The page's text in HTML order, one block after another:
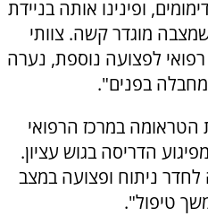
ופינינו אותה בניידת
מוגדר קשה. צוותי
לפצועה נוספת, נערה
הטראומה במרכז הרפואי
2 פצועות מפיגוע הדריסה בגוש עציון.
ניתוח ופצועה במצב
טיפול".